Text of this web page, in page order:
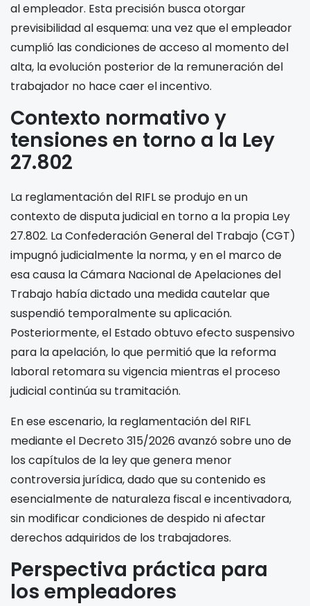
al empleador. Esta precisión busca otorgar
previsibilidad al esquema: una vez que el empleador
cumplió las condiciones de acceso al momento del
alta, la evolución posterior de la remuneración del
trabajador no hace caer el incentivo.
Contexto normativo y
tensiones en torno a la Ley
27.802
La reglamentación del RIFL se produjo en un
contexto de disputa judicial en torno a la propia Ley
27.802. La Confederación General del Trabajo (CGT)
impugnó judicialmente la norma, y en el marco de
esa causa la Cámara Nacional de Apelaciones del
Trabajo había dictado una medida cautelar que
suspendió temporalmente su aplicación.
Posteriormente, el Estado obtuvo efecto suspensivo
para la apelación, lo que permitió que la reforma
laboral retomara su vigencia mientras el proceso
judicial continúa su tramitación.
En ese escenario, la reglamentación del RIFL
mediante el Decreto 315/2026 avanzó sobre uno de
los capítulos de la ley que genera menor
controversia jurídica, dado que su contenido es
esencialmente de naturaleza fiscal e incentivadora,
sin modificar condiciones de despido ni afectar
derechos adquiridos de los trabajadores.
Perspectiva práctica para
los empleadores